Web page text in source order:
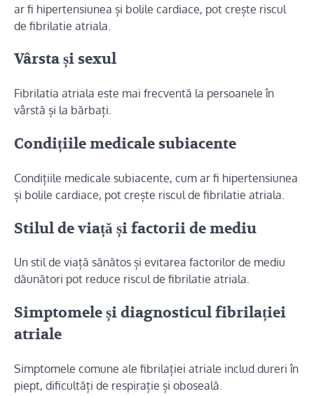
ar fi hipertensiunea și bolile cardiace, pot crește riscul
de fibrilatie atriala.
Vârsta și sexul
Fibrilatia atriala este mai frecventă la persoanele în
vârstă și la bărbați.
Condițiile medicale subiacente
Condițiile medicale subiacente, cum ar fi hipertensiunea
și bolile cardiace, pot crește riscul de fibrilatie atriala.
Stilul de viață și factorii de mediu
Un stil de viață sănătos și evitarea factorilor de mediu
dăunători pot reduce riscul de fibrilatie atriala.
Simptomele și diagnosticul fibrilației
atriale
Simptomele comune ale fibrilației atriale includ dureri în
piept, dificultăți de respirație și oboseală.